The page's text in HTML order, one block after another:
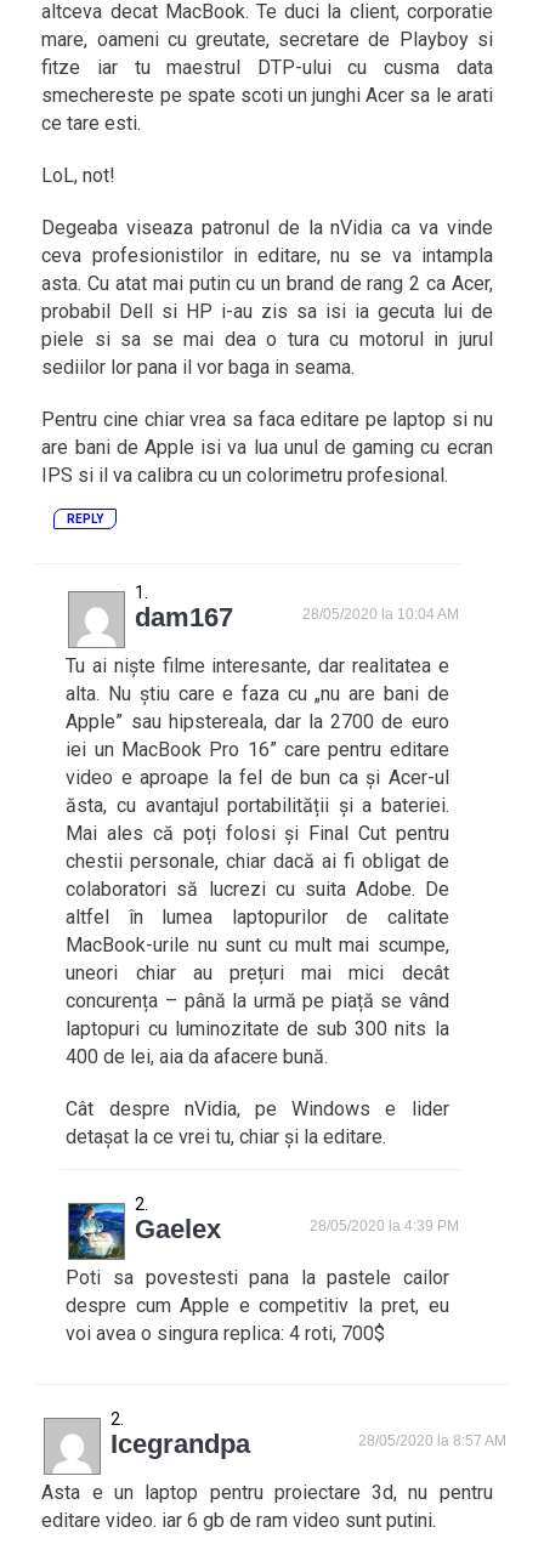
altceva decat MacBook. Te duci la client, corporatie
mare, oameni cu greutate, secretare de Playboy si
fitze iar tu maestrul DTP-ului cu cusma data
smechereste pe spate scoti un junghi Acer sa le arati
ce tare esti.
LoL, not!
Degeaba viseaza patronul de la nVidia ca va vinde
ceva profesionistilor in editare, nu se va intampla
asta. Cu atat mai putin cu un brand de rang 2 ca Acer,
probabil Dell si HP i-au zis sa isi ia gecuta lui de
piele si sa se mai dea o tura cu motorul in jurul
sediilor lor pana il vor baga in seama.
Pentru cine chiar vrea sa faca editare pe laptop si nu
are bani de Apple isi va lua unul de gaming cu ecran
IPS si il va calibra cu un colorimetru profesional.
REPLY
dam167 28/05/2020 la 10:04 AM
Tu ai niște filme interesante, dar realitatea e
alta. Nu știu care e faza cu „nu are bani de
Apple” sau hipstereala, dar la 2700 de euro
iei un MacBook Pro 16” care pentru editare
video e aproape la fel de bun ca și Acer-ul
ăsta, cu avantajul portabilității și a bateriei.
Mai ales că poți folosi și Final Cut pentru
chestii personale, chiar dacă ai fi obligat de
colaboratori să lucrezi cu suita Adobe. De
altfel în lumea laptopurilor de calitate
MacBook-urile nu sunt cu mult mai scumpe,
uneori chiar au prețuri mai mici decât
concurența – până la urmă pe piață se vând
laptopuri cu luminozitate de sub 300 nits la
400 de lei, aia da afacere bună.
Cât despre nVidia, pe Windows e lider
detașat la ce vrei tu, chiar și la editare.
Gaelex 28/05/2020 la 4:39 PM
Poti sa povestesti pana la pastele cailor
despre cum Apple e competitiv la pret, eu
voi avea o singura replica: 4 roti, 700$
Icegrandpa 28/05/2020 la 8:57 AM
Asta e un laptop pentru proiectare 3d, nu pentru
editare video. iar 6 gb de ram video sunt putini.